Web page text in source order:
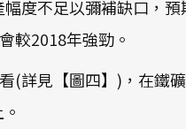
度不足以彌補缺口，
較2018年強勁。
(詳見【圖四】)，在鐵